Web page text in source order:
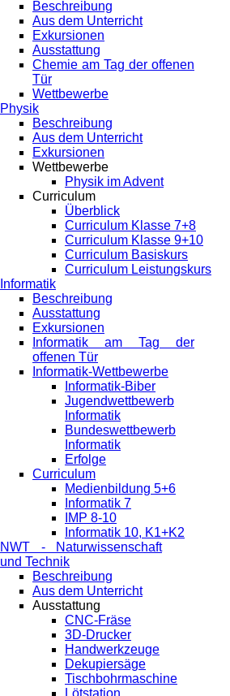
Beschreibung
Aus dem Unterricht
Exkursionen
Ausstattung
Chemie am Tag der offenen
Tür
Wettbewerbe
Physik
Beschreibung
Aus dem Unterricht
Exkursionen
Wettbewerbe
Physik im Advent
Curriculum
Überblick
Curriculum Klasse 7+8
Curriculum Klasse 9+10
Curriculum Basiskurs
Curriculum Leistungskurs
Informatik
Beschreibung
Ausstattung
Exkursionen
Informatik am Tag der
offenen Tür
Informatik-Wettbewerbe
Informatik-Biber
Jugendwettbewerb
Informatik
Bundeswettbewerb
Informatik
Erfolge
Curriculum
Medienbildung 5+6
Informatik 7
IMP 8-10
Informatik 10, K1+K2
NWT - Naturwissenschaft
und Technik
Beschreibung
Aus dem Unterricht
Ausstattung
CNC-Fräse
3D-Drucker
Handwerkzeuge
Dekupiersäge
Tischbohrmaschine
Lötstation